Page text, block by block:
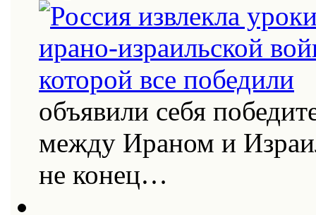
объявили себя
между Ираном и
не конец…